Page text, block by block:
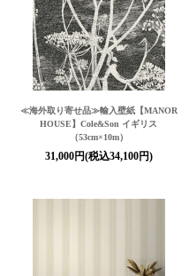
≪海外取り寄せ品≫輸入壁紙【MANOR
HOUSE】Cole&Son イギリス
（53cm×10m）
31,000円(税込34,100円)